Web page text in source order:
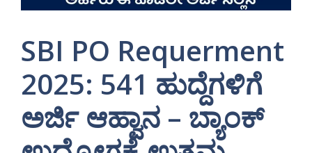
SBI PO Requerment
2025: 541 ಹುದ್ದೆಗಳಿಗೆ
ಅರ್ಜಿ ಆಹ್ವಾನ – ಬ್ಯಾಂಕ್